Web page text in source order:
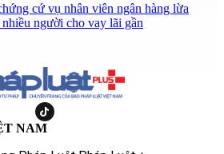
cứ vụ nhân viên ngân hàng lừa
người cho vay lãi gần
NAM